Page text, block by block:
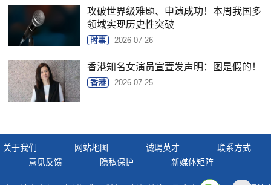
攻破世界级难题、申遗成功！本周我国多
领域实现历史性突破
时事 2026-07-26
香港知名女演员宣萱发声明：图是假的！
香港 2026-07-25
关于我们 网站地图 诚聘英才
联系方式
意见反馈
隐私保护 新媒体矩阵